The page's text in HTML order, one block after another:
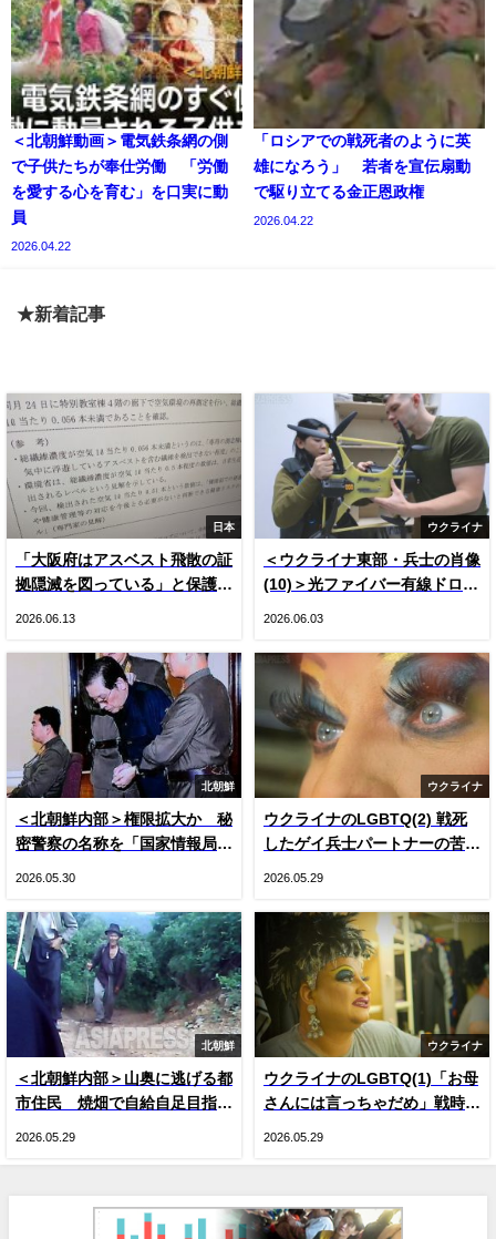
＜北朝鮮動画＞電気鉄条網の側
で子供たちが奉仕労働 「労働
を愛する心を育む」を口実に動
員
2026.04.22
「ロシアでの戦死者のように英
雄になろう」 若者を宣伝扇動
で駆り立てる金正恩政権
2026.04.22
★新着記事
日本
「大阪府はアスベスト飛散の証
拠隠滅を図っている」と保護者
張否定
2026.06.13
ウクライナ
＜ウクライナ東部・兵士の肖像
(10)＞光ファイバー有線ドロー
2026.06.03
北朝鮮
＜北朝鮮内部＞権限拡大か 秘
密警察の名称を「国家情報局」
2026.05.30
ウクライナ
ウクライナのLGBTQ(2) 戦死
したゲイ兵士パートナーの苦
2026.05.29
北朝鮮
＜北朝鮮内部＞山奥に逃げる都
市住民 焼畑で自給自足目指す
2026.05.29
ウクライナ
ウクライナのLGBTQ(1)「お母
さんには言っちゃだめ」戦時下
2026.05.29